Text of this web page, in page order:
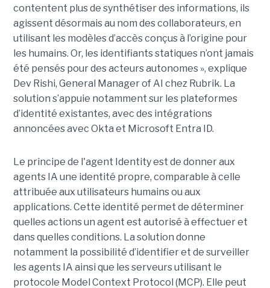
contentent plus de synthétiser des informations, ils
agissent désormais au nom des collaborateurs, en
utilisant les modèles d’accès conçus à l’origine pour
les humains. Or, les identifiants statiques n’ont jamais
été pensés pour des acteurs autonomes », explique
Dev Rishi, General Manager of AI chez Rubrik. La
solution s’appuie notamment sur les plateformes
d’identité existantes, avec des intégrations
annoncées avec Okta et Microsoft Entra ID.
Le principe de l'agent Identity est de donner aux
agents IA une identité propre, comparable à celle
attribuée aux utilisateurs humains ou aux
applications. Cette identité permet de déterminer
quelles actions un agent est autorisé à effectuer et
dans quelles conditions. La solution donne
notamment la possibilité d’identifier et de surveiller
les agents IA ainsi que les serveurs utilisant le
protocole Model Context Protocol (MCP). Elle peut